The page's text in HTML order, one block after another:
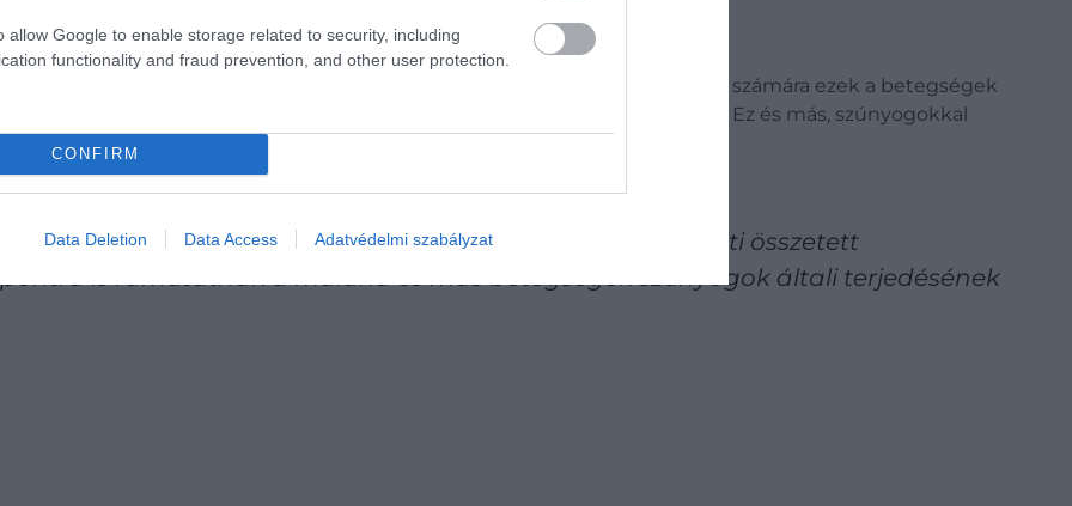
allow Google to enable storage related to security, including
functionality and fraud prevention, and other user protection.
CONFIRM
Data Deletion Data Access Adatvédelmi szabályzat
laboratóriumának posztdoktori ösztöndíjasa.
a malária, az emberiség hajnala óta fennállnak. A fejlődő világ nagy része számára ezek a betegségek
jelentenek, amely évente több mint 500 000 ember haláláért felelős. Ez és más, szúnyogokkal
által terjesztett betegségek megszüntetéséhez.
szúnyogok kemoszenzoros rendszere és viselkedése közötti összetett
is rámutatnak a malária és más betegségek szúnyogok általi terjedésének